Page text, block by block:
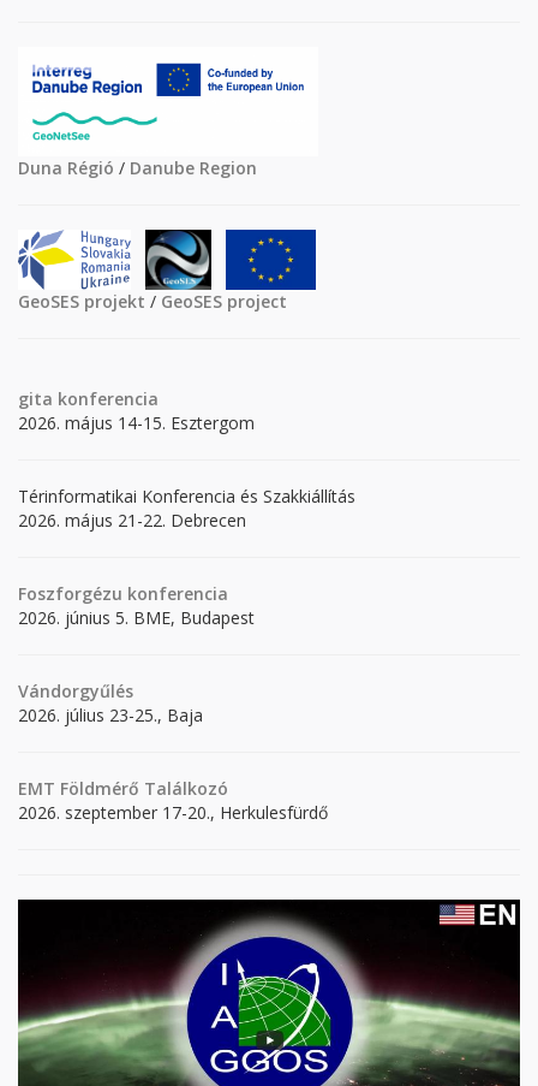
Duna Régió / Danube Region
GeoSES projekt / GeoSES project
gita konferencia
2026. május 14-15. Esztergom
Térinformatikai Konferencia és Szakkiállítás
2026. május 21-22. Debrecen
Foszforgézu konferencia
2026. június 5. BME, Budapest
Vándorgyűlés
2026. július 23-25., Baja
EMT Földmérő Találkozó
2026. szeptember 17-20., Herkulesfürdő